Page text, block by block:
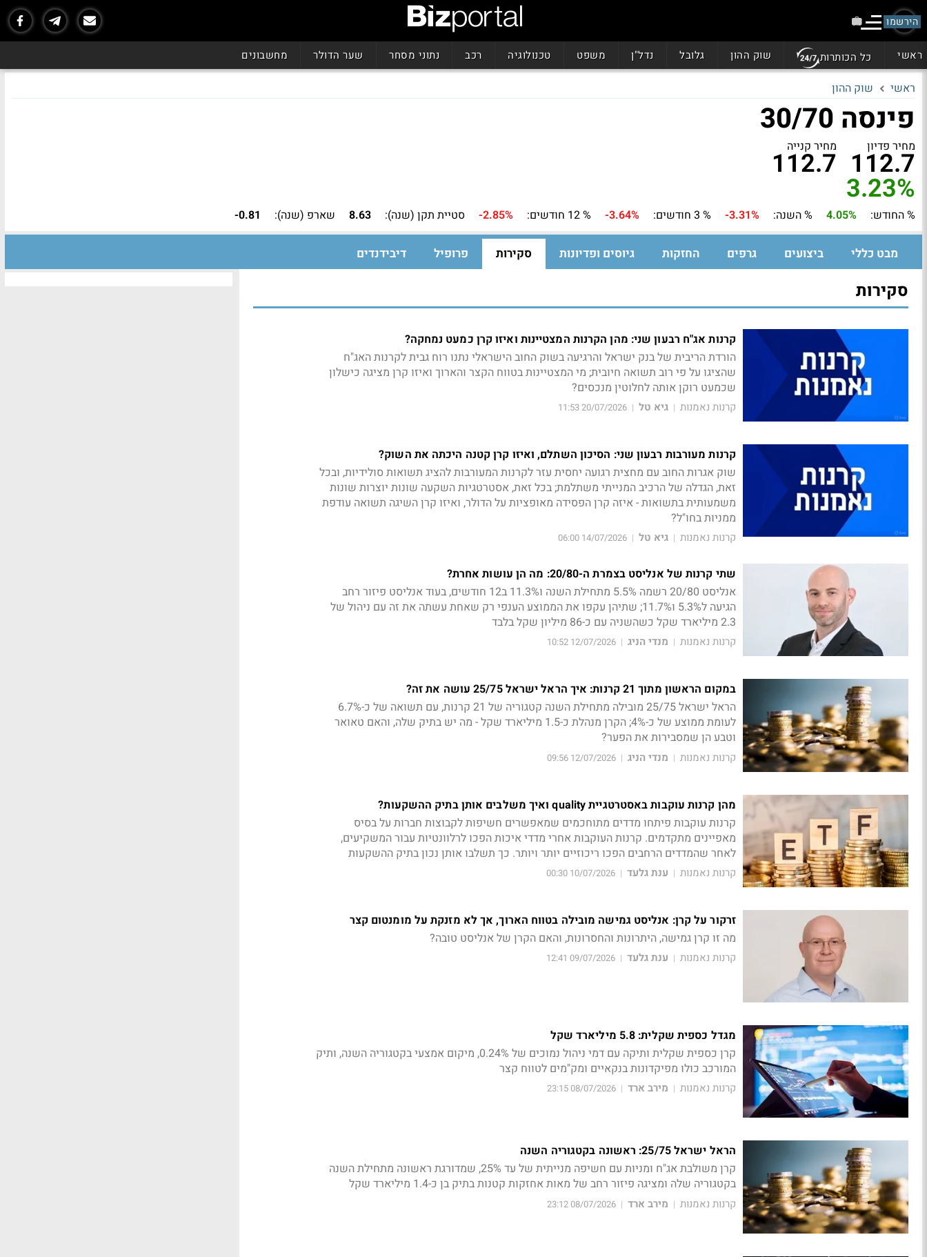
הירשמו
ראשי כל הכותרות שוק ההון גלובל נדל"ן משפט טכנולוגיה רכב נתוני מסחר שער הדולר מחשבונים
ראשי שוק ההון
פינסה 30/70
מחיר פדיון
112.7 מחיר קנייה
112.7
3.23%
% החודש: 4.05% % השנה: -3.31% % 3 חודשים: -3.64% % 12 חודשים: -2.85% סטיית תקן (שנה): 8.63 שארפ (שנה): -0.81
מבט כללי ביצועים גרפים החזקות גיוסים ופדיונות סקירות פרופיל דיבידנדים
סקירות
קרנות נאמנות
קרנות אג"ח רבעון שני: מהן הקרנות המצטיינות ואיזו קרן כמעט נמחקה?
הורדת הריבית של בנק ישראל והרגיעה בשוק החוב הישראלי נתנו רוח גבית לקרנות האג"ח
שהציגו על פי רוב תשואה חיובית; מי המצטיינות בטווח הקצר והארוך ואיזו קרן מציגה כישלון
שכמעט רוקן אותה לחלוטין מנכסים?
קרנות נאמנות | גיא טל |
20/07/2026 11:53
קרנות נאמנות
קרנות מעורבות רבעון שני: הסיכון השתלם, ואיזו קרן קטנה היכתה את השוק?
שוק אגרות החוב עם מחצית רגועה יחסית עזר לקרנות המעורבות להציג תשואות סולידיות, ובכל
זאת, הגדלה של הרכיב המנייתי משתלמת; בכל זאת, אסטרטגיות השקעה שונות יוצרות שונות
משמעותית בתשואות - איזה קרן הפסידה מאופציות על הדולר, ואיזו קרן השיגה תשואה עודפת
ממניות בחו"ל?
קרנות נאמנות | גיא טל |
14/07/2026 06:00
שתי קרנות של אנליסט בצמרת ה-20/80: מה הן עושות אחרת?
אנליסט 20/80 רשמה 5.5% מתחילת השנה ו11.3% ב12 חודשים, בעוד אנליסט פיזור רחב
הגיעה ל5.3% ו11.7%; שתיהן עקפו את הממוצע הענפי רק שאחת עשתה את זה עם ניהול של
2.3 מיליארד שקל כשהשניה עם כ-86 מיליון שקל בלבד
קרנות נאמנות | מנדי הניג |
12/07/2026 10:52
במקום הראשון מתוך 21 קרנות: איך הראל ישראל 25/75 עושה את זה?
הראל ישראל 25/75 מובילה מתחילת השנה קטגוריה של 21 קרנות, עם תשואה של כ-6.7%
לעומת ממוצע של כ-4%; הקרן מנהלת כ-1.5 מיליארד שקל - מה יש בתיק שלה, והאם טאואר
וטבע הן שמסבירות את הפער?
קרנות נאמנות | מנדי הניג |
12/07/2026 09:56
מהן קרנות עוקבות באסטרטגיית quality ואיך משלבים אותן בתיק ההשקעות?
קרנות עוקבות פיתחו מדדים מתוחכמים שמאפשרים חשיפות לקבוצות חברות על בסיס
מאפיינים מתקדמים. קרנות העוקבות אחרי מדדי איכות הפכו לרלוונטיות עבור המשקיעים,
לאחר שהמדדים הרחבים הפכו ריכוזיים יותר ויותר. כך תשלבו אותן נכון בתיק ההשקעות
קרנות נאמנות | ענת גלעד |
10/07/2026 00:30
זרקור על קרן: אנליסט גמישה מובילה בטווח הארוך, אך לא מזנקת על מומנטום קצר
מה זו קרן גמישה, היתרונות והחסרונות, והאם הקרן של אנליסט טובה?
קרנות נאמנות | ענת גלעד |
09/07/2026 12:41
מגדל כספית שקלית: 5.8 מיליארד שקל
קרן כספית שקלית ותיקה עם דמי ניהול נמוכים של 0.24%, מיקום אמצעי בקטגוריה השנה, ותיק
המורכב כולו מפיקדונות בנקאיים ומק"מים לטווח קצר
קרנות נאמנות | מירב ארד |
08/07/2026 23:15
הראל ישראל 25/75: ראשונה בקטגוריה השנה
קרן משולבת אג"ח ומניות עם חשיפה מנייתית של עד 25%, שמדורגת ראשונה מתחילת השנה
בקטגוריה שלה ומציגה פיזור רחב של מאות אחזקות קטנות בתיק בן כ-1.4 מיליארד שקל
קרנות נאמנות | מירב ארד |
08/07/2026 23:12